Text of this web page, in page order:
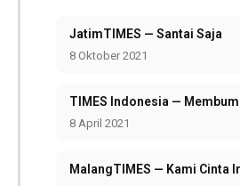
JatimTIMES — Santai Saja
8 Oktober 2021
TIMES Indonesia —
8 April 2021
MalangTIMES — Kami Cinta